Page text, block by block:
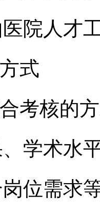
院人才
式
考核的
学术水
位需求